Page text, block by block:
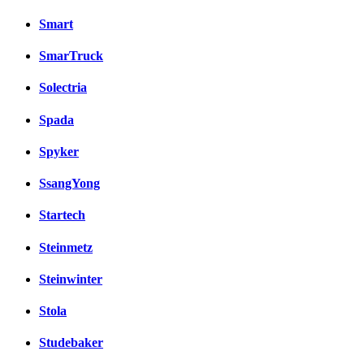
Smart
SmarTruck
Solectria
Spada
Spyker
SsangYong
Startech
Steinmetz
Steinwinter
Stola
Studebaker